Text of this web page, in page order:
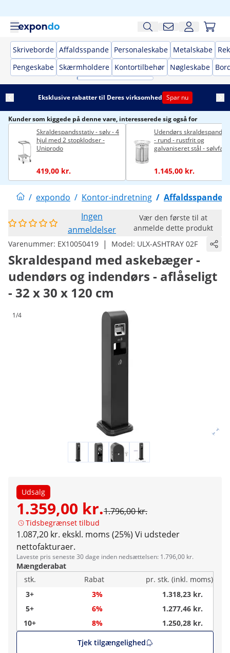
Skriveborde Affaldsspande Personaleskabe Metalskabe
Pengeskabe Skærmholdere Kontortilbehør Nøgleskabe
Eksklusive rabatter til Deres virksomhed Spar nu
Kunder som kiggede på denne vare, interesserede sig også for
Skraldespandsstativ - sølv - 4
hjul med 2 stopklodser -
Uniprodo
419,00 kr.
Udendørs skraldespand -
- rund - rustfrit og
galvaniseret stål -
1.145,00 kr.
/ expondo / Kontor-indretning / Affaldsspande
Ingen
anmeldelser
Vær den første til at
anmelde dette produkt
Varenummer: EX10050419 | Model: ULX-ASHTRAY 02F
Skraldespand med askebæger -
udendørs og indendørs - aflåseligt
- 32 x 30 x 120 cm
1/4
Udsalg
1.359,00 kr.1.796,00 kr.
Tidsbegrænset tilbud
1.087,20 kr. ekskl. moms (25%) Vi udsteder
nettofakturaer.
Laveste pris seneste 30 dage inden nedsættelsen: 1.796,00 kr.
Mængderabat
stk.
Rabat
pr. stk. (inkl. moms)
3+
3%
1.318,23 kr.
5+
6%
1.277,46 kr.
10+
8%
1.250,28 kr.
Tjek tilgængelighed